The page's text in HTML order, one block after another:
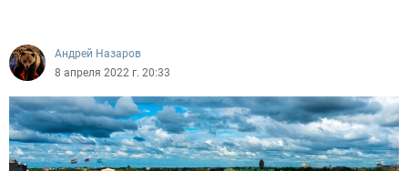
Андрей Назаров
8 апреля 2022 г. 20:33